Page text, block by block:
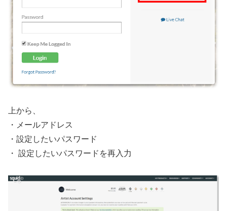
上から、
・メールアドレス
・設定したいパスワード
・ 設定したいパスワードを再入力